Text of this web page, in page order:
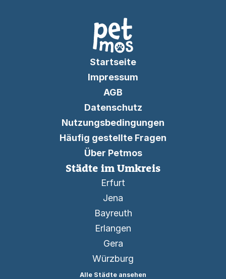
Startseite
Impressum
AGB
Datenschutz
Nutzungsbedingungen
Häufig gestellte Fragen
Über Petmos
Städte im Umkreis
Erfurt
Jena
Bayreuth
Erlangen
Gera
Würzburg
Alle Städte ansehen